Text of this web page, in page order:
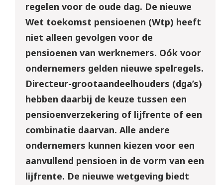
regelen voor de oude dag. De nieuwe
Wet toekomst pensioenen (Wtp) heeft
niet alleen gevolgen voor de
pensioenen van werknemers. Oók voor
ondernemers gelden nieuwe spelregels.
Directeur-grootaandeelhouders (dga’s)
hebben daarbij de keuze tussen een
pensioenverzekering of lijfrente of een
combinatie daarvan. Alle andere
ondernemers kunnen kiezen voor een
aanvullend pensioen in de vorm van een
lijfrente. De nieuwe wetgeving biedt